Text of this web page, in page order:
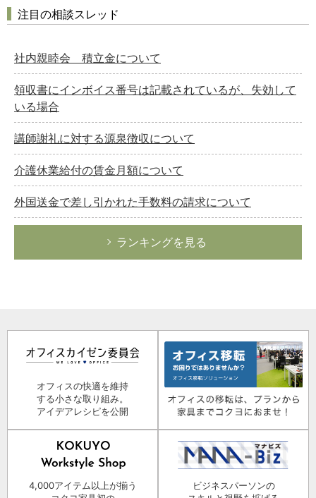
注目の相談スレッド
社内親睦会 積立金について
領収書にインボイス番号は記載されているが、失効して
いる場合
講師謝礼に対する源泉徴収について
介護休業給付の賃金月額について
外国送金で差し引かれた手数料の請求について
ランキングを見る
オフィスの快適を維持
する小さな取り組み。
アイデアレシピを公開
4,000アイテム以上が揃う
ビジネスパーソンの